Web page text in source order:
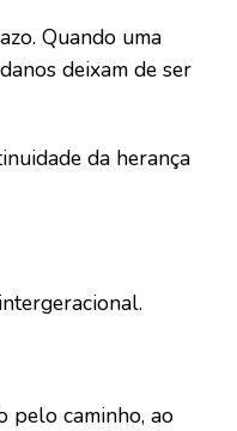
Quando uma
deixam de ser
da herança
pelo caminho, ao